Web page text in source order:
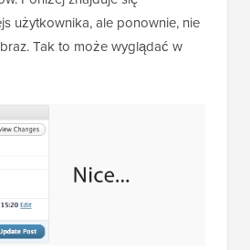
użytkownika, ale ponownie, nie
Tak to może wyglądać w